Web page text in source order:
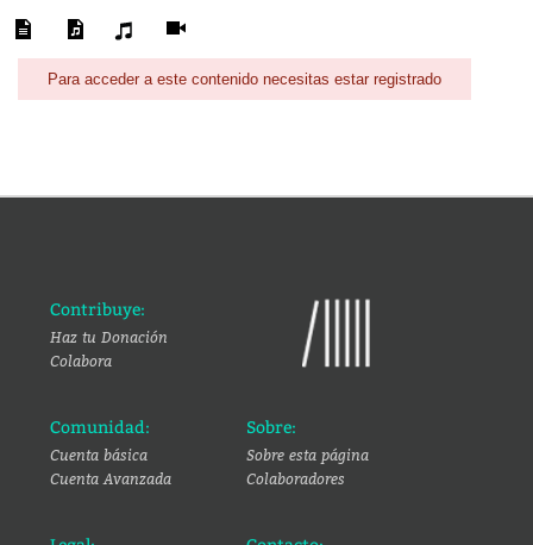
Para acceder a este contenido necesitas estar registrado
Contribuye:
Haz tu Donación
Colabora
Comunidad:
Cuenta básica
Cuenta Avanzada
Sobre:
Sobre esta página
Colaboradores